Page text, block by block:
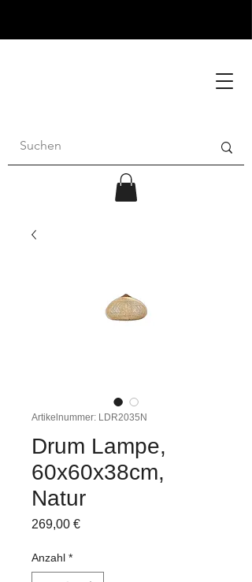
Artikelnummer: LDR2035N
Drum Lampe,
60x60x38cm,
Natur
269,00 €Preis
Anzahl *